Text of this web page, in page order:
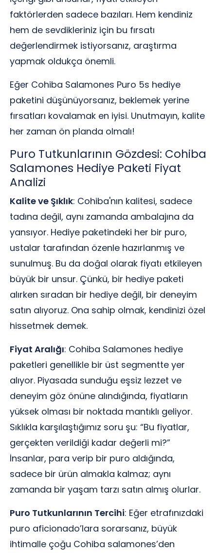
faktörlerden sadece bazıları. Hem kendiniz
hem de sevdikleriniz için bu fırsatı
değerlendirmek istiyorsanız, araştırma
yapmak oldukça önemli.
Eğer Cohiba Salamones Puro 5s hediye
paketini düşünüyorsanız, beklemek yerine
fırsatları kovalamak en iyisi. Unutmayın, kalite
her zaman ön planda olmalı!
Puro Tutkunlarının Gözdesi: Cohiba
Salamones Hediye Paketi Fiyat
Analizi
Kalite ve Şıklık: Cohiba'nın kalitesi, sadece
tadına değil, aynı zamanda ambalajına da
yansıyor. Hediye paketindeki her bir puro,
ustalar tarafından özenle hazırlanmış ve
sunulmuş. Bu da doğal olarak fiyatı etkileyen
büyük bir unsur. Çünkü, bir hediye paketi
alırken sıradan bir hediye değil, bir deneyim
satın alıyoruz. Ona sahip olmak, kendinizi özel
hissetmek demek.
Fiyat Aralığı: Cohiba Salamones hediye
paketleri genellikle bir üst segmentte yer
alıyor. Piyasada sunduğu eşsiz lezzet ve
deneyim göz önüne alındığında, fiyatların
yüksek olması bir noktada mantıklı geliyor.
Sıklıkla karşılaştığımız soru şu: “Bu fiyatlar,
gerçekten verildiği kadar değerli mi?”
İnsanlar, para verip bir puro aldığında,
sadece bir ürün almakla kalmaz; aynı
zamanda bir yaşam tarzı satın almış olurlar.
Puro Tutkunlarının Tercihi: Eğer etrafınızdaki
puro aficionado’lara sorarsanız, büyük
ihtimalle çoğu Cohiba salamones’den